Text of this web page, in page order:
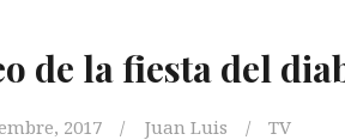
de la fiesta del
2017 Juan Luis TV